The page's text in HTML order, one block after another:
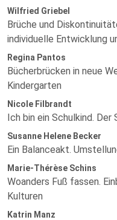
Wilfried Griebel
Brüche und
individuelle Entwicklung
Regina Pantos
Bücherbrücken in neue
Kindergarten
Nicole Filbrandt
Ich bin ein Schulkind.
Susanne Helene Becker
Ein Balanceakt.
Marie-Thérèse Schins
Woanders Fuß fassen.
Kulturen
Katrin Manz